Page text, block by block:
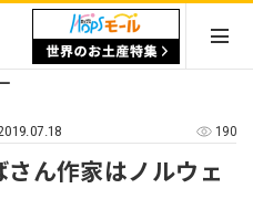
190
ん作家はノルウェ